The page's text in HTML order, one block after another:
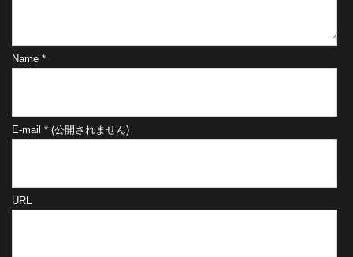
Name *
E-mail * (公開されません)
URL